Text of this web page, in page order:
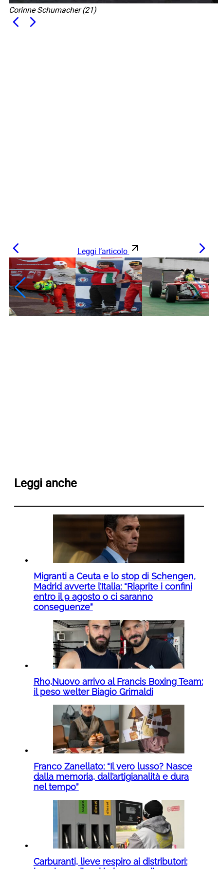
Corinne Schumacher (21)
Leggi l’articolo
Leggi anche
Migranti a Ceuta e lo stop di Schengen,
Madrid avverte l’Italia: “Riaprite i confini
entro il 9 agosto o ci saranno
conseguenze”
Rho,Nuovo arrivo al Francis Boxing Team:
il peso welter Biagio Grimaldi
Franco Zanellato: “Il vero lusso? Nasce
dalla memoria, dall’artigianalità e dura
nel tempo”
Carburanti, lieve respiro ai distributori: